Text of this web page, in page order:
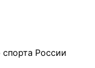
России